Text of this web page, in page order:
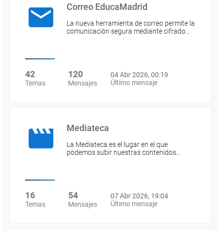
Correo EducaMadrid
La nueva herramienta de correo permite la
comunicación segura mediante cifrado…
42
Temas
120
Mensajes
04 Abr 2026, 00:19
Último mensaje
Mediateca
La Mediateca es el lugar en el que
podemos subir nuestras contenidos…
16
Temas
54
Mensajes
07 Abr 2026, 19:04
Último mensaje